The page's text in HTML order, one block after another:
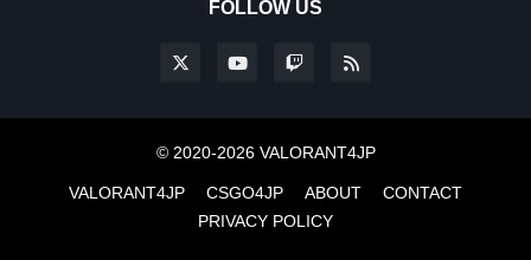
FOLLOW US
© 2020-2026 VALORANT4JP
VALORANT4JP CSGO4JP ABOUT
CONTACT
PRIVACY POLICY